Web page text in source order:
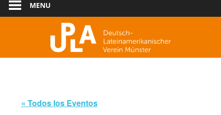
MENU
« Todos los Eventos